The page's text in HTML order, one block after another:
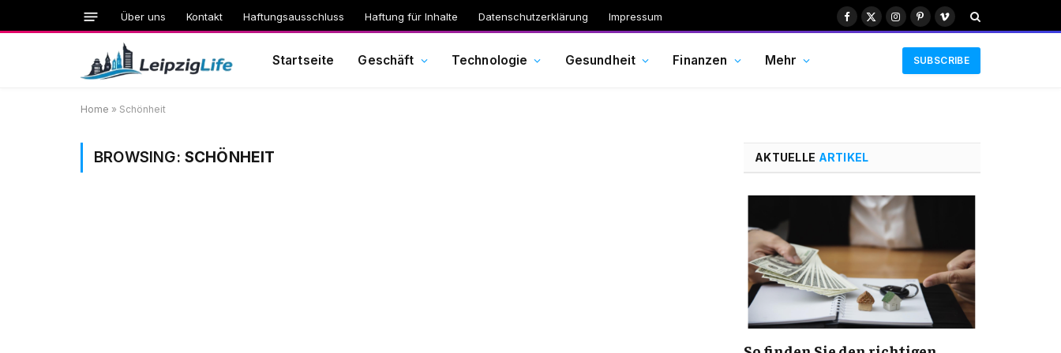
Über uns Kontakt Haftungsausschluss Haftung für Inhalte Datenschutzerklärung Impressum Facebook
X
Instagram
PinterestVimeo
Startseite Geschäft Technologie Gesundheit Finanzen Mehr SUBSCRIBE
Home » Schönheit
BROWSING: SCHÖNHEIT AKTUELLE ARTIKEL